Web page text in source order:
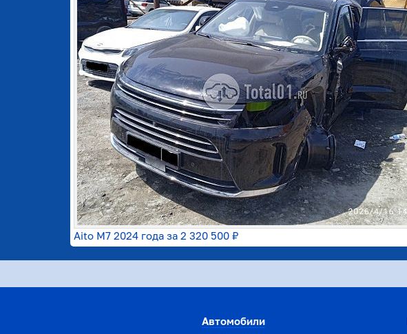
Aito M7 2024 года за 2 320 500 ₽
Автомобили